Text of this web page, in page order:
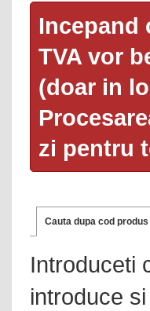
Incepand
TVA vor
(doar in
zi pentru
Cauta dupa cod
Introduceti
introduce